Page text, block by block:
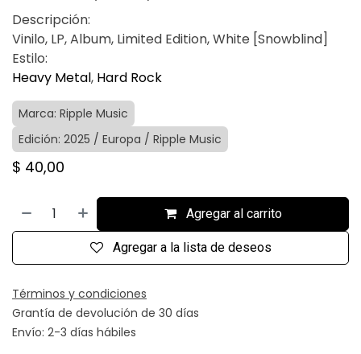
Descripción:
Vinilo, LP, Album, Limited Edition, White [Snowblind]
Estilo:
Heavy Metal, Hard Rock
Marca: Ripple Music
Edición: 2025 / Europa / Ripple Music
$ 40,00
Agregar al carrito
Agregar a la lista de deseos
Términos y condiciones
Grantía de devolución de 30 días
Envío: 2-3 días hábiles